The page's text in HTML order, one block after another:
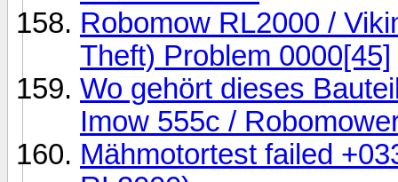
Robomow RL2000 /
Theft) Problem 0000[45]
Wo gehört dieses
Imow 555c /
Mähmotortest failed